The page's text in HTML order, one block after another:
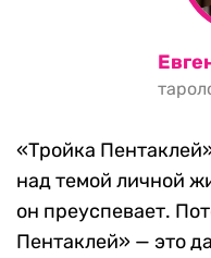
«Тройка
над темой личной
он преуспевает.
Пентаклей» — это